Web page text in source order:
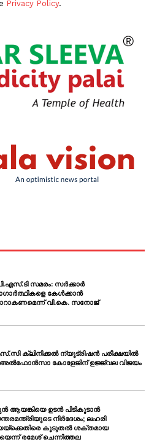
NOW
Privacy Policy.
സമരം: സർക്കാർ
കേൾക്കാൻ
വി.കെ. സനോജ്
ക്ലിനിക്കൽ ന്യൂട്രിഷൻ പരീക്ഷയിൽ
അൽഫോൻസാ കോളേജിന് ഉജ്ജ്വല വിജയം
ആയങ്കിയെ ഉടൻ പിടികൂടാൻ
നിർദേശം; ലഹരി
കൂടുതൽ ശക്തമായ
രമേശ് ചെന്നിത്തല